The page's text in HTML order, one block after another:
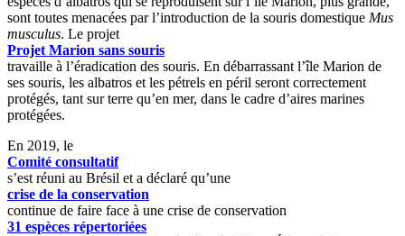
sont toutes menacées par l’introduction de la souris domestique Mus
musculus. Le projet
Projet Marion sans souris
travaille à l’éradication des souris. En débarrassant l’île Marion de
ses souris, les albatros et les pétrels en péril seront correctement
protégés, tant sur terre qu’en mer, dans le cadre d’aires marines
protégées.
En 2019, le
Comité consultatif
s’est réuni au Brésil et a déclaré qu’une
crise de la conservation
continue de faire face à une crise de conservation
31 espèces répertoriées